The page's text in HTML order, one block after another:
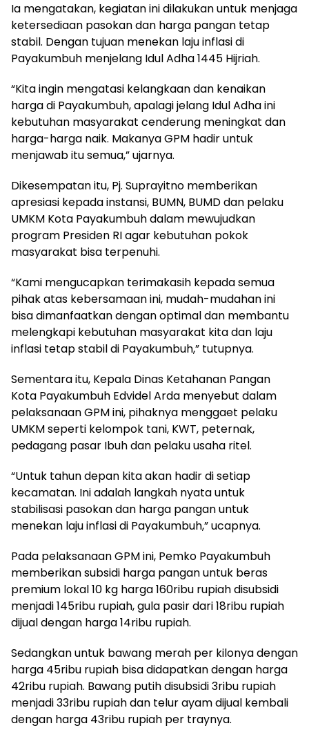
Ia mengatakan, kegiatan ini dilakukan untuk menjaga
ketersediaan pasokan dan harga pangan tetap
stabil. Dengan tujuan menekan laju inflasi di
Payakumbuh menjelang Idul Adha 1445 Hijriah.
“Kita ingin mengatasi kelangkaan dan kenaikan
harga di Payakumbuh, apalagi jelang Idul Adha ini
kebutuhan masyarakat cenderung meningkat dan
harga-harga naik. Makanya GPM hadir untuk
menjawab itu semua,” ujarnya.
Dikesempatan itu, Pj. Suprayitno memberikan
apresiasi kepada instansi, BUMN, BUMD dan pelaku
UMKM Kota Payakumbuh dalam mewujudkan
program Presiden RI agar kebutuhan pokok
masyarakat bisa terpenuhi.
“Kami mengucapkan terimakasih kepada semua
pihak atas kebersamaan ini, mudah-mudahan ini
bisa dimanfaatkan dengan optimal dan membantu
melengkapi kebutuhan masyarakat kita dan laju
inflasi tetap stabil di Payakumbuh,” tutupnya.
Sementara itu, Kepala Dinas Ketahanan Pangan
Kota Payakumbuh Edvidel Arda menyebut dalam
pelaksanaan GPM ini, pihaknya menggaet pelaku
UMKM seperti kelompok tani, KWT, peternak,
pedagang pasar Ibuh dan pelaku usaha ritel.
“Untuk tahun depan kita akan hadir di setiap
kecamatan. Ini adalah langkah nyata untuk
stabilisasi pasokan dan harga pangan untuk
menekan laju inflasi di Payakumbuh,” ucapnya.
Pada pelaksanaan GPM ini, Pemko Payakumbuh
memberikan subsidi harga pangan untuk beras
premium lokal 10 kg harga 160ribu rupiah disubsidi
menjadi 145ribu rupiah, gula pasir dari 18ribu rupiah
dijual dengan harga 14ribu rupiah.
Sedangkan untuk bawang merah per kilonya dengan
harga 45ribu rupiah bisa didapatkan dengan harga
42ribu rupiah. Bawang putih disubsidi 3ribu rupiah
menjadi 33ribu rupiah dan telur ayam dijual kembali
dengan harga 43ribu rupiah per traynya.